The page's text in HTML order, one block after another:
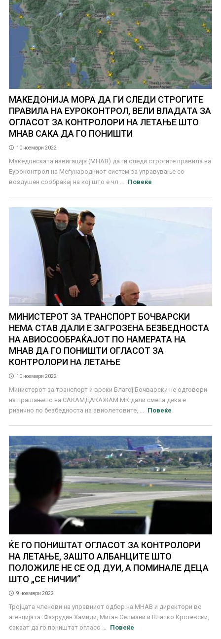
МАКЕДОНИЈА МОРА ДА ГИ СЛЕДИ СТРОГИТЕ
ПРАВИЛА НА ЕУРОКОНТРОЛ, ВЕЛИ ВЛАДАТА ЗА
ОГЛАСОТ ЗА КОНТРОЛОРИ НА ЛЕТАЊЕ ШТО
МНАВ САКА ДА ГО ПОНИШТИ
10 ноември 2022
Македонската навигација (МНАВ) да ги следи строгите правила на
Еуроконтрол на Меѓународниот систем за управување со
воздушен сообраќај на кој што е чл ...
Повеќе
МИНИСТЕРОТ ЗА ТРАНСПОРТ БОЧВАРСКИ
НЕМА СТАВ ДАЛИ Е ЗАГРОЗЕНА БЕЗБЕДНОСТА
НА АВИОСООБРАЌАЈОТ ПО НАМЕРАТА НА
МНАВ ДА ГО ПОНИШТИ ОГЛАСОТ ЗА
КОНТРОЛОРИ НА ЛЕТАЊЕ
10 ноември 2022
Министерот за транспорт и врски Благој Бочварски не одговори
на прашањето на САКАМДАКАЖАМ.МК дали смета дека е
ризично по безбедноста на авиолетовите, ...
Повеќе
ЌЕ ГО ПОНИШТАТ ОГЛАСОТ ЗА КОНТРОЛОРИ
НА ЛЕТАЊЕ, ЗАШТО АЛБАНЦИТЕ ШТО
ПОЛОЖИЛЕ НЕ СЕ ОД ДУИ, А ПОМИНАЛЕ ДЕЦА
ШТО „СЕ НИЧИИ“
9 ноември 2022
Тројцата членови на управниот одбор на МНАВ и директори во
агенцијата: Фахрудин Хамиди, Миѓан Селмани и Влатко Крстевски,
сакаат да го поништат огласо ...
Повеќе